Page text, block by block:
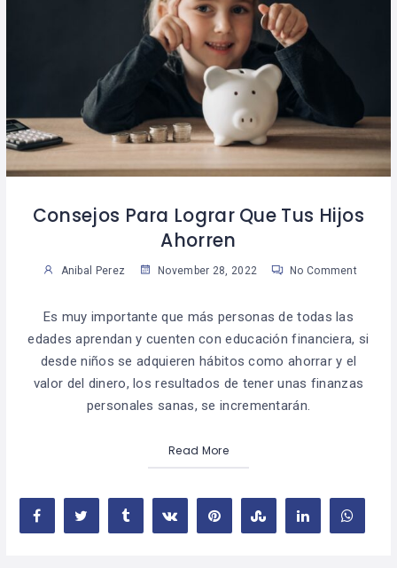
Consejos Para Lograr Que Tus Hijos
Ahorren
Anibal Perez November 28, 2022 No Comment
Es muy importante que más personas de todas las
edades aprendan y cuenten con educación financiera, si
desde niños se adquieren hábitos como ahorrar y el
valor del dinero, los resultados de tener unas finanzas
personales sanas, se incrementarán.
Read More